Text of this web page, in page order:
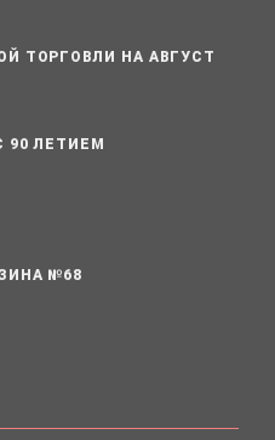
ТОРГОВЛИ НА АВГУСТ
90 ЛЕТИЕМ
№68